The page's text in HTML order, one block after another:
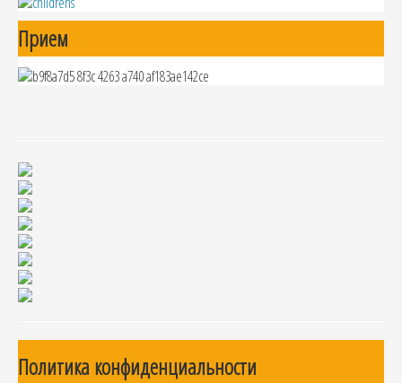
Прием
Политика конфиденциальности